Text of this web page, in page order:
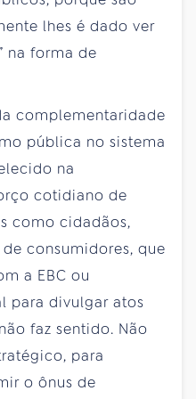
lhes é dado ver
na forma de
complementaridade
pública no sistema
na
cotidiano de
como cidadãos,
consumidores, que
a EBC ou
para divulgar atos
faz sentido. Não
para
o ônus de